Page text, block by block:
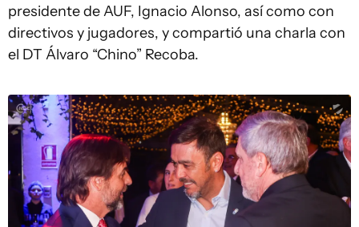
presidente de AUF, Ignacio Alonso, así como con
directivos y jugadores, y compartió una charla con
el DT Álvaro “Chino” Recoba.